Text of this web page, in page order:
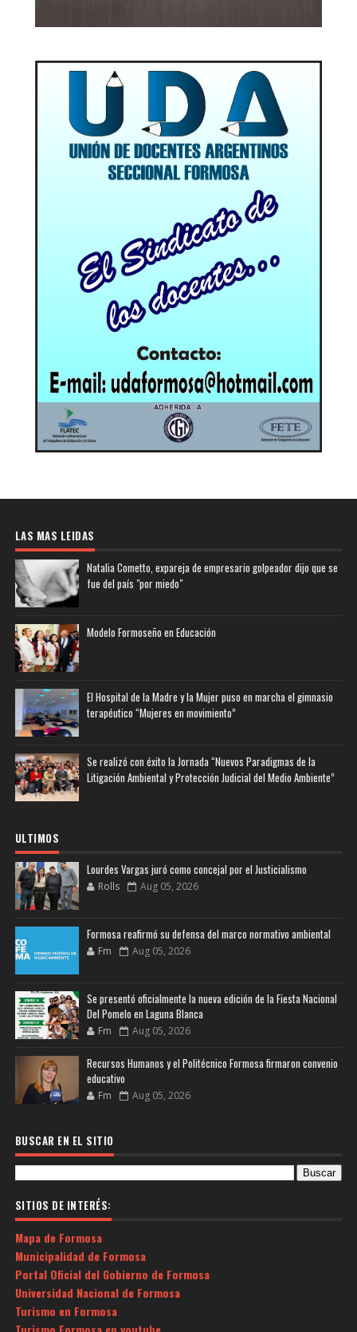
LAS MAS LEIDAS
Natalia Cometto, expareja de empresario golpeador dijo que se
fue del país "por miedo"
Modelo Formoseño en Educación
El Hospital de la Madre y la Mujer puso en marcha el gimnasio
terapéutico “Mujeres en movimiento”
Se realizó con éxito la Jornada “Nuevos Paradigmas de la
Litigación Ambiental y Protección Judicial del Medio Ambiente”
ULTIMOS
Lourdes Vargas juró como concejal por el Justicialismo
Rolls Aug 05, 2026
Formosa reafirmó su defensa del marco normativo ambiental
Fm Aug 05, 2026
Se presentó oficialmente la nueva edición de la Fiesta Nacional
Del Pomelo en Laguna Blanca
Fm Aug 05, 2026
Recursos Humanos y el Politécnico Formosa firmaron convenio
educativo
Fm Aug 05, 2026
BUSCAR EN EL SITIO
SITIOS DE INTERÉS:
Mapa de Formosa
Municipalidad de Formosa
Portal Oficial del Gobierno de Formosa
Universidad Nacional de Formosa
Turismo en Formosa